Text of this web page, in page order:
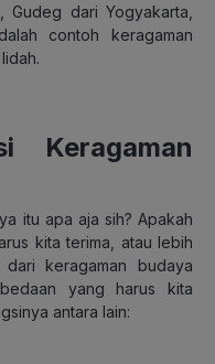
Gudeg dari Yogyakarta,
contoh keragaman
Keragaman
itu apa aja sih? Apakah
kita terima, atau lebih
keragaman budaya
yang harus kita
antara lain: